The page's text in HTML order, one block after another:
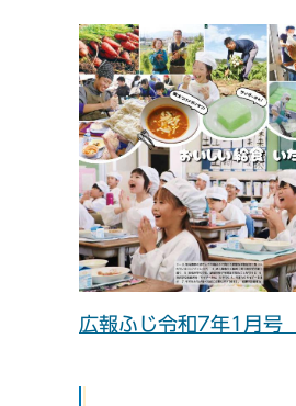
広報ふじ令和7年1月号